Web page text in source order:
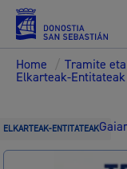
Home / Tramite
Elkarteak-
ELKARTEAK-ENTITATEAK